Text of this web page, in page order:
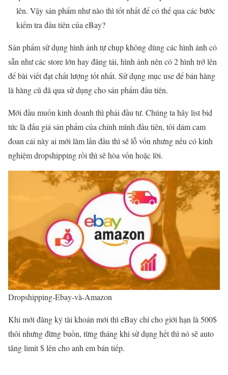
lên. Vậy sản phẩm như nào thì tốt nhất để có thể qua các bước
kiểm tra đầu tiên của eBay?
Sản phẩm sử dụng hình ảnh tự chụp không dùng các hình ảnh có
sẵn như các store lớn hay đăng tải, hình ảnh nên có 2 hình trở lên
để bài viết đạt chất lượng tốt nhất. Sử dụng mục use để bán hàng
là hàng cũ đã qua sử dụng cho sản phẩm đầu tiên.
Mới đầu muốn kinh doanh thì phải đầu tư. Chúng ta hãy list bid
tức là đấu giá sản phẩm của chính mình đầu tiên, tôi dám cam
đoan cái này ai mới làm lần đầu thì sẽ lỗ vốn nhưng nếu có kinh
nghiệm dropshipping rồi thì sẽ hòa vốn hoặc lời.
Dropshipping-Ebay-và-Amazon
Khi mới đăng ký tài khoản mới thì eBay chỉ cho giới hạn là 500$
thôi nhưng đừng buồn, từng tháng khi sử dụng hết thì nó sẽ auto
tăng limit $ lên cho anh em bán tiếp.